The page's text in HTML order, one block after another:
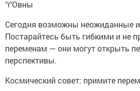
♈️Овны
Сегодня возможны неожиданные
Постарайтесь быть гибкими и не
переменам — они могут открыть
перспективы.
Космический совет: примите